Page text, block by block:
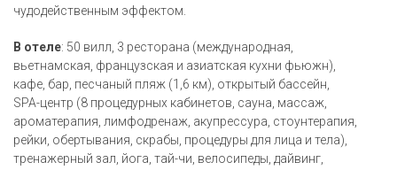
чудодейственным эффектом.
В отеле: 50 вилл, 3 ресторана (международная,
вьетнамская, французская и азиатская кухни фьюжн),
кафе, бар, песчаный пляж (1,6 км), открытый бассейн,
SPA-центр (8 процедурных кабинетов, сауна, массаж,
ароматерапия, лимфодренаж, акупрессура, стоунтерапия,
рейки, обертывания, скрабы, процедуры для лица и тела),
тренажерный зал, йога, тай-чи, велосипеды, дайвинг,